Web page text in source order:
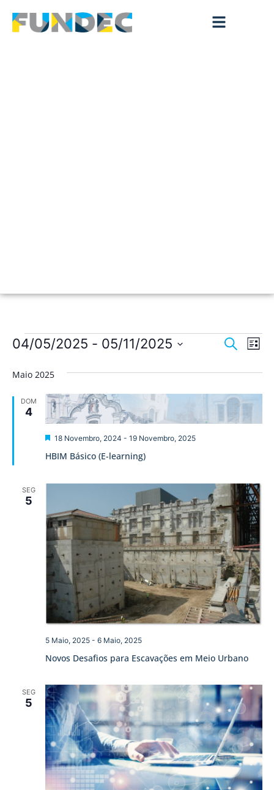
de
e
Pesquisar
de
Lista
04/05/2025 - 05/11/2025
data.
Maio 2025
DOM
4
HBIM Básico (E-learning)
Destaque
18 Novembro, 2024 - 19 Novembro, 2025
SEG
5
Novos Desafios para Escavações em Meio Urbano
5 Maio, 2025- 6 Maio, 2025
SEG
5